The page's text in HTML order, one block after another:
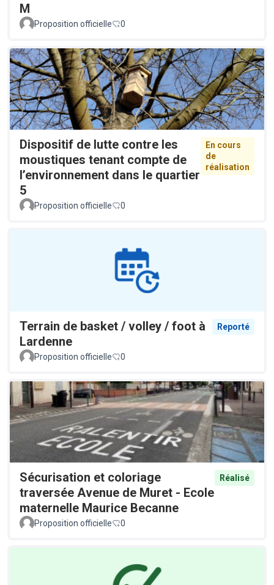
M
Proposition officielle 0
Dispositif de lutte contre les
moustiques tenant compte de
l’environnement dans le quartier
5
En cours
de
réalisation
Proposition officielle 0
Terrain de basket / volley / foot à
Lardenne
Reporté
Proposition officielle 0
Sécurisation et coloriage
traversée Avenue de Muret - Ecole
maternelle Maurice Becanne
Réalisé
Proposition officielle 0